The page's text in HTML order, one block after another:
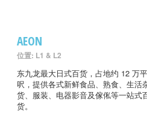
AEON
位置: L1 & L2
东九龙最大日式百货，占地约 12 万
呎，提供各式新鲜食品、熟食、生活
货、服装、电器影音及傢俬等一站式
货。